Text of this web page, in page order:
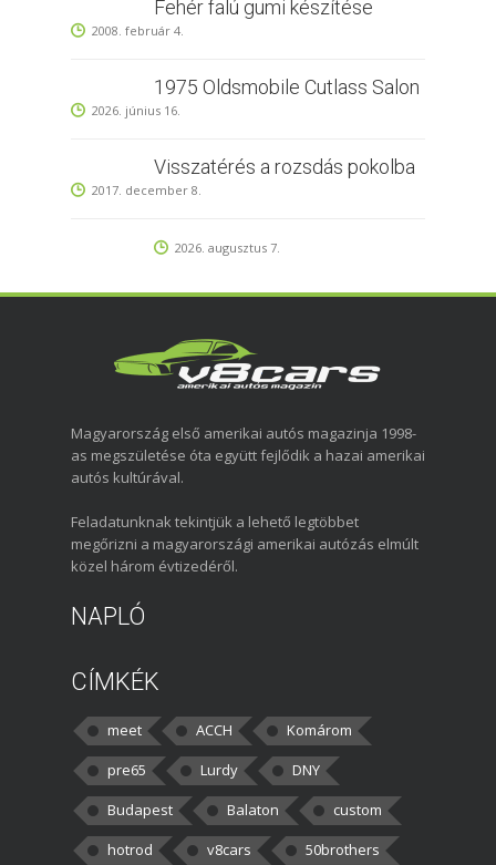
Fehér falú gumi készítése
2008. február 4.
1975 Oldsmobile Cutlass Salon
2026. június 16.
Visszatérés a rozsdás pokolba
2017. december 8.
2026. augusztus 7.
Magyarország első amerikai autós magazinja 1998-
as megszületése óta együtt fejlődik a hazai amerikai
autós kultúrával.
Feladatunknak tekintjük a lehető legtöbbet
megőrizni a magyarországi amerikai autózás elmúlt
közel három évtizedéről.
NAPLÓ
CÍMKÉK
meet ACCH
Komárom
pre65
Lurdy
DNY
Budapest
Balaton
custom
hotrod
v8cars 50brothers